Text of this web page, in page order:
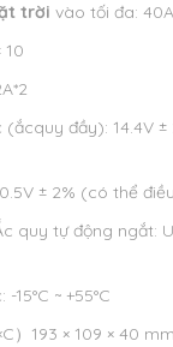
trời vào tối đa:
10
đầy): 14.4V
± 2% (có thể
quy tự động ngắt:
~ +55°C
）193 × 109 × 40 mm